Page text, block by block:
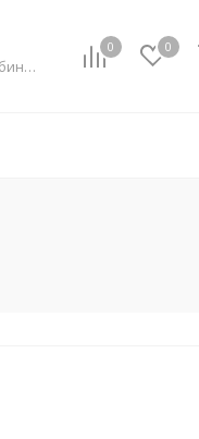
0 0
Мой кабинет